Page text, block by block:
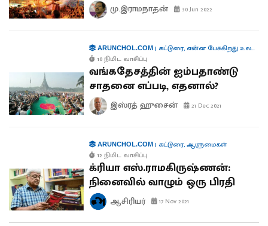
மு.இராமநாதன் 30 Jun 2022
ARUNCHOL.COM| கட்டுரை, என்ன பேசுகிறது உலகம்?
10 நிமிட வாசிப்பு
வங்கதேசத்தின் ஐம்பதாண்டு
சாதனை எப்படி, எதனால்?
இஸ்ரத் ஹுசைன் 21 Dec 2021
ARUNCHOL.COM| கட்டுரை,ஆளுமைகள்
12 நிமிட வாசிப்பு
க்ரியா எஸ்.ராமகிருஷ்ணன்:
நினைவில் வாழும் ஒரு பிரதி
ஆசிரியர் 17 Nov 2021